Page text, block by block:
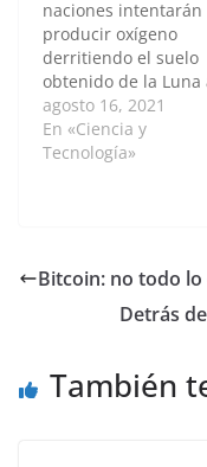
que estaba usando
(para traer el tanque
a…
naciones intentarán
producir oxígeno
derritiendo el suelo
obtenido de la Luna
altas temperaturas y
electrolizándolo. Por:
Ahmet Furkan
destinado a producir
según informó la
agosto 16, 2021
En «Ciencia y
Tecnología»
Bitcoin: no todo
Detrás
También